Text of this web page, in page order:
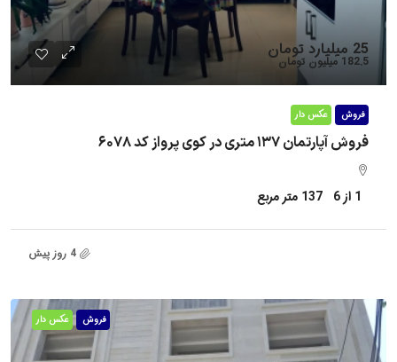
25 میلیارد تومان
182.5 میلیون تومان
فروش عکس دار
فروش آپارتمان ۱۳۷ متری در کوی پرواز کد ۶۰۷۸
1 از 6 137 متر مربع
4 روز پیش
فروش عکس دار